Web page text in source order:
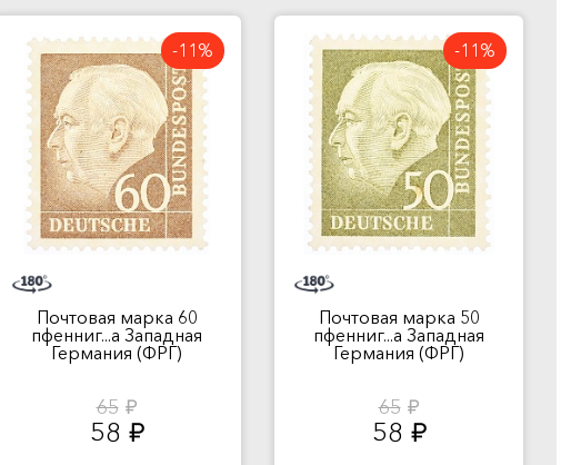
-11%
Почтовая марка 60
пфенниг...а Западная
Германия (ФРГ)
65 руб.
58 руб.
-11%
Почтовая марка 50
пфенниг...а Западная
Германия (ФРГ)
65 руб.
58 руб.